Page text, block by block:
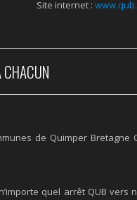
Site internet :
de Quimper Bretagne
quel arrêt QUB vers